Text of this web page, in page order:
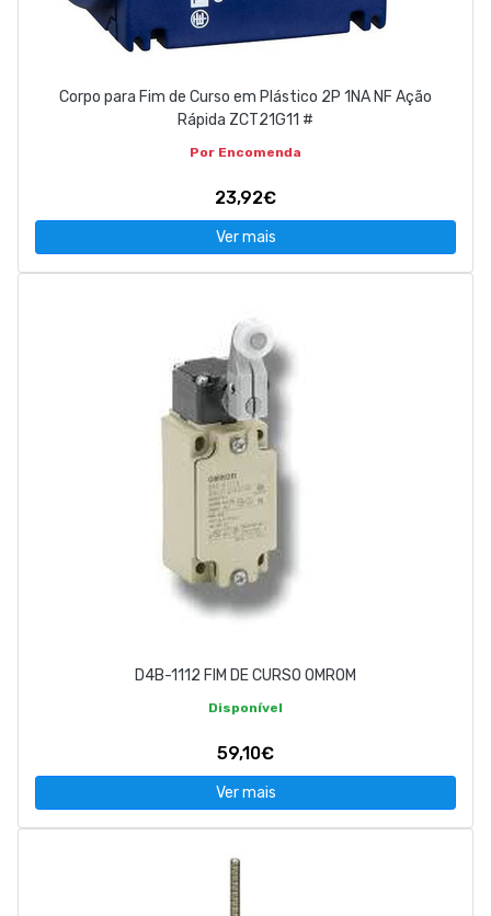
Corpo para Fim de Curso em Plástico 2P 1NA NF Ação
Rápida ZCT21G11 #
Por Encomenda
23,92€
Ver mais
D4B-1112 FIM DE CURSO OMROM
Disponível
59,10€
Ver mais